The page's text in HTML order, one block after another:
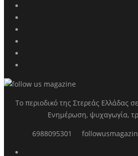
Το περιοδικό της Στερεάς Ελλάδας
Ενημέρωση, ψυχαγωγία,
6988095301